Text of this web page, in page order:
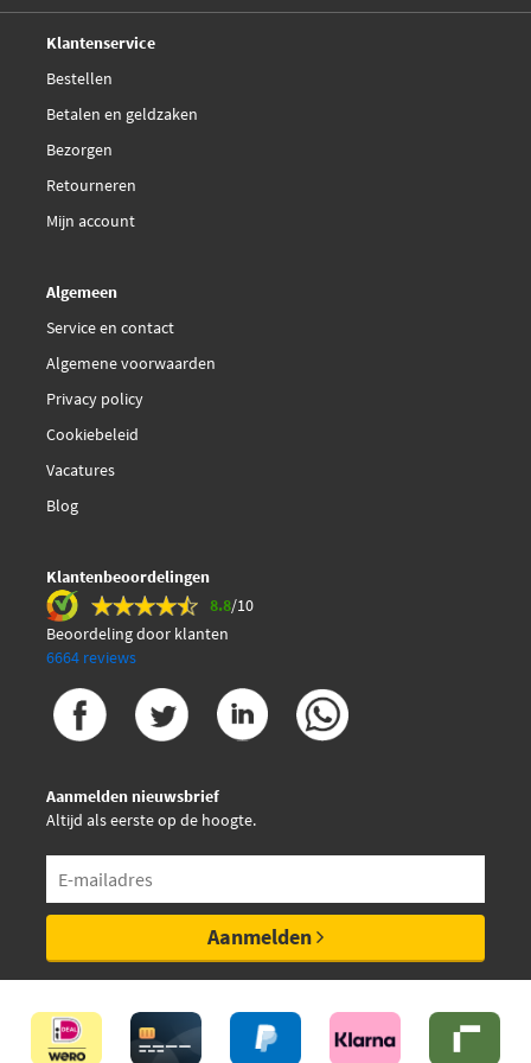
Klantenservice
Bestellen
Betalen en geldzaken
Bezorgen
Retourneren
Mijn account
Algemeen
Service en contact
Algemene voorwaarden
Privacy policy
Cookiebeleid
Vacatures
Blog
Klantenbeoordelingen
8.8/10
Beoordeling door klanten
6664 reviews
Aanmelden nieuwsbrief
Altijd als eerste op de hoogte.
Aanmelden